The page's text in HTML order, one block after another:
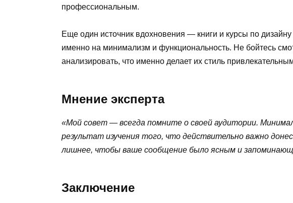
профессиональным.
Еще один источник вдохновения — книги и курсы по дизайну
именно на минимализм и функциональность. Не бойтесь
анализировать, что именно делает их стиль
Мнение эксперта
«Мой совет — всегда помните о своей аудитории.
результат изучения того, что действительно важно
лишнее, чтобы ваше сообщение было ясным и
Заключение